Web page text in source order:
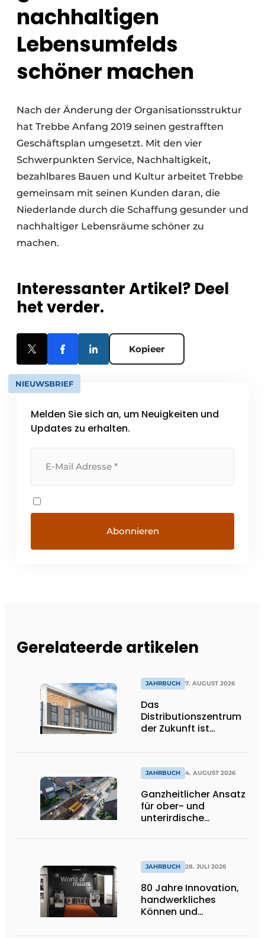
nachhaltigen
Lebensumfelds
schöner machen
Nach der Änderung der Organisationsstruktur
hat Trebbe Anfang 2019 seinen gestrafften
Geschäftsplan umgesetzt. Mit den vier
Schwerpunkten Service, Nachhaltigkeit,
bezahlbares Bauen und Kultur arbeitet Trebbe
gemeinsam mit seinen Kunden daran, die
Niederlande durch die Schaffung gesunder und
nachhaltiger Lebensräume schöner zu
machen.
Interessanter Artikel? Deel
het verder.
Kopieer
NIEUWSBRIEF
Melden Sie sich an, um Neuigkeiten und
Updates zu erhalten.
Gerelateerde artikelen
JAHRBUCH 7. AUGUST 2026
Das
Distributionszentrum
der Zukunft ist
lässt Tageslicht tief
ins Innere strömen
JAHRBUCH 4. AUGUST 2026
Ganzheitlicher Ansatz
für ober- und
unterirdische
JAHRBUCH 28. JULI 2026
80 Jahre Innovation,
handwerkliches
Können und